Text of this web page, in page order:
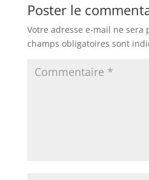
Poster le
Votre adresse e-mail ne sera
champs obligatoires sont